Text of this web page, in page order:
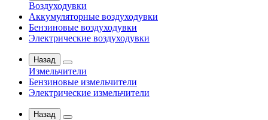
Воздуходувки
Аккумуляторные воздуходувки
Бензиновые воздуходувки
Электрические воздуходувки
Назад
Измельчители
Бензиновые измельчители
Электрические измельчители
Назад